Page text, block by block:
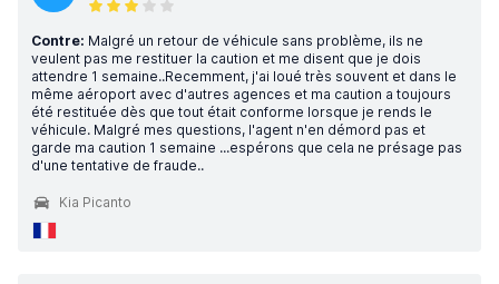
Contre: Malgré un retour de véhicule sans problème, ils ne
veulent pas me restituer la caution et me disent que je dois
attendre 1 semaine..Recemment, j'ai loué très souvent et dans le
même aéroport avec d'autres agences et ma caution a toujours
été restituée dès que tout était conforme lorsque je rends le
véhicule. Malgré mes questions, l'agent n'en démord pas et
garde ma caution 1 semaine ...espérons que cela ne présage pas
d'une tentative de fraude..
Kia Picanto